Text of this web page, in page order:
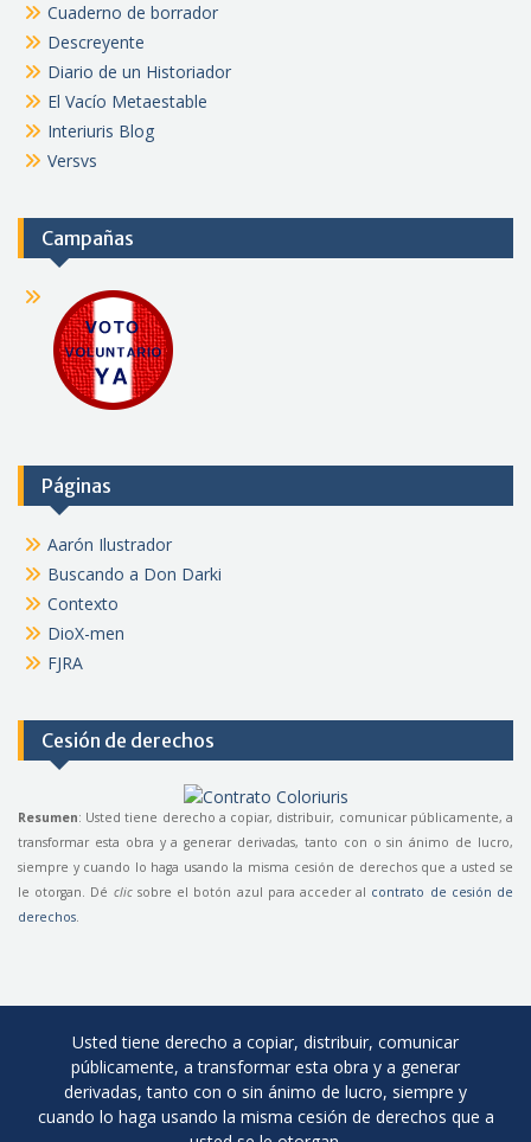
Cuaderno de borrador
Descreyente
Diario de un Historiador
El Vacío Metaestable
Interiuris Blog
Versvs
Campañas
Páginas
Aarón Ilustrador
Buscando a Don Darki
Contexto
DioX-men
FJRA
Cesión de derechos
Resumen: Usted tiene derecho a copiar, distribuir, comunicar públicamente, a
transformar esta obra y a generar derivadas, tanto con o sin ánimo de lucro,
siempre y cuando lo haga usando la misma cesión de derechos que a usted se
le otorgan. Dé clicsobre el botón azul para acceder al contrato de cesión de
derechos
Usted tiene derecho a copiar, distribuir, comunicar
públicamente, a transformar esta obra y a generar
derivadas, tanto con o sin ánimo de lucro, siempre y
cuando lo haga usando la misma cesión de derechos que a